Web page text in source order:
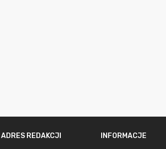
ADRES REDAKCJI INFORMACJE